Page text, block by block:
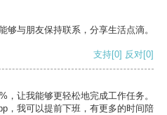
够与朋友保持联系，分享生活点滴。
支持[0] 反对[0]
，让我能够更轻松地完成工作任务。
，我可以提前下班，有更多的时间陪